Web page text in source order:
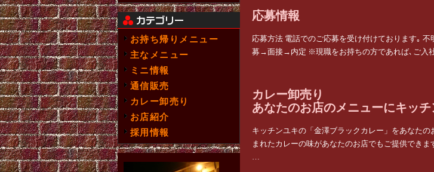
お持ち帰りメニュー
主なメニュー
ミニ情報
通信販売
カレー卸売り
お店紹介
採用情報
応募情報
応募方法 電話でのご応募を受け付けております｡
募→面接→内定 ※現職をお持ちの方であれば､ご入
カレー卸売り
あなたのお店のメニューにキッ
キッチンユキの「金澤ブラックカレー」をあなた
まれたカレーの味があなたのお店でもご提供でき
…